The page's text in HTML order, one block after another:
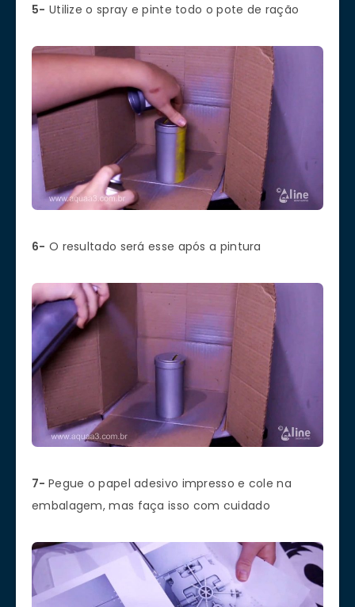
5- Utilize o spray e pinte todo o pote de ração
6- O resultado será esse após a pintura
7- Pegue o papel adesivo impresso e cole na
embalagem, mas faça isso com cuidado